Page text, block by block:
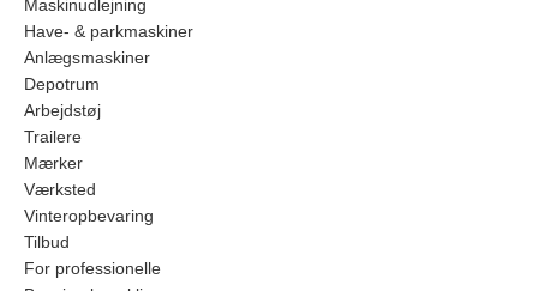
Maskinudlejning
Have- & parkmaskiner
Anlægsmaskiner
Depotrum
Arbejdstøj
Trailere
Mærker
Værksted
Vinteropbevaring
Tilbud
For professionelle